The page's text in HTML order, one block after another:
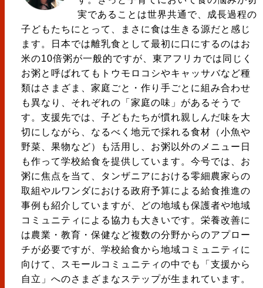
実であることは世界共通で、成長過程の
子どもたちにとって、まさに食は生きる源だと感じ
ます。日本では離乳食として最初に口にするのはお
米の10倍粥が一般的ですが、東アフリカでは同じく
お粥と呼ばれてもトウモロコシやキャッサバなど種
類はさまざま、家庭ごと・作り手ごとに組み合わせ
も異なり、それぞれの「家庭の味」があるそうで
す。支援先では、子どもたちが慣れ親しんだ味を大
切にしながら、なるべく地元で採れる食材（小魚や
野菜、果物など）も活用し、お粥以外のメニュー日
も作って学校給食を提供しています。今号では、お
粥に焦点を当て、タンザニアにおける零細農家らの
取組やルワンダにおける政府予算による給食推進の
事例も紹介していますが、どの地域も保護者や地域
コミュニティによる協力も大きいです。栄養改善に
は農業・教育・保健など複数の分野からのアプロー
チが必要ですが、学校給食から地域コミュニティに
向けて、スモールコミュニティの中でも「支援から
自立」へのさまざまなステップが生まれています。